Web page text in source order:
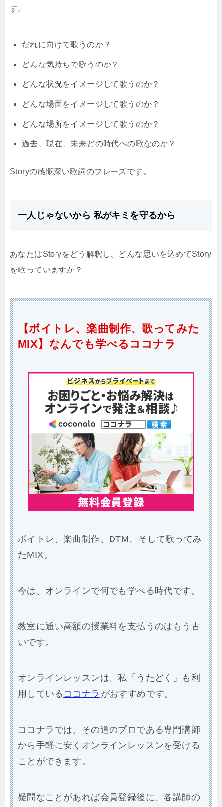
す。
だれに向けて歌うのか？
どんな気持ちで歌うのか？
どんな状況をイメージして歌うのか？
どんな場面をイメージして歌うのか？
どんな場所をイメージして歌うのか？
過去、現在、未来どの時代への歌なのか？
Storyの感慨深い歌詞のフレーズです。
一人じゃないから 私がキミを守るから
あなたはStoryをどう解釈し、どんな思いを込めてStory
を歌っていますか？
【ボイトレ、楽曲制作、歌ってみた
MIX】なんでも学べるココナラ
ボイトレ、楽曲制作、DTM、そして歌ってみ
たMIX。
今は、オンラインで何でも学べる時代です。
教室に通い高額の授業料を支払うのはもう古
いです。
オンラインレッスンは、私「うたどく」も利
用している ココナラ がおすすめです。
ココナラでは、その道のプロである専門講師
から手軽に安くオンラインレッスンを受ける
ことができます。
疑問なことがあれば会員登録後に、各講師の